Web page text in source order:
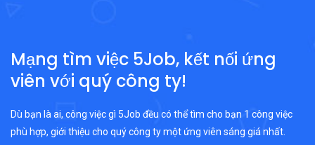
Mạng tìm việc 5Job, kết nối ứng
viên với quý công ty!
Dù bạn là ai, công việc gì 5Job đều có thể tìm cho bạn 1 công việc
phù hợp, giới thiệu cho quý công ty một ứng viên sáng giá nhất.